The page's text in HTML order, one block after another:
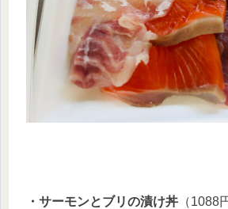
・サーモンとブリの漬け丼 （1088